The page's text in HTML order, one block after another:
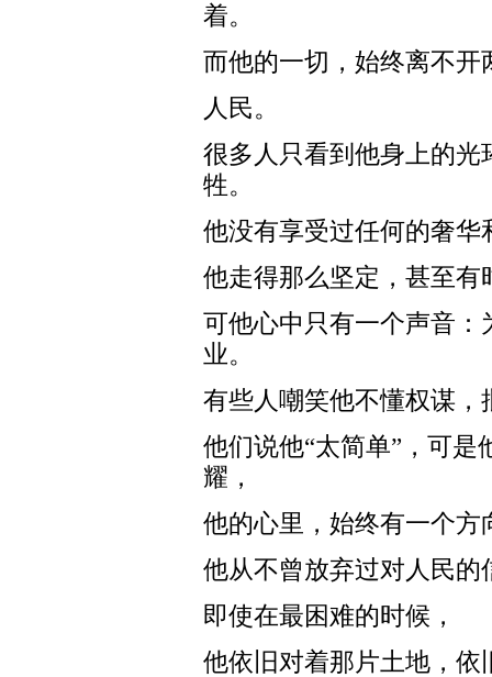
着。
而他的一切，始终离不
人民。
很多人只看到他身上的
牲。
他没有享受过任何的奢
他走得那么坚定，甚至有
可他心中只有一个声音
业。
有些人嘲笑他不懂权谋
他们说他“太简单”，可
耀，
他的心里，始终有一个
他从不曾放弃过对人民的
即使在最困难的时候，
他依旧对着那片土地，